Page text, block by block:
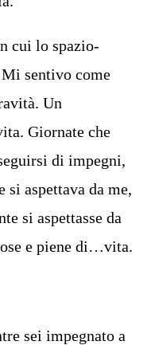
cui lo spazio-
sentivo come
Un
Giornate che
di impegni,
si aspettava da me,
si aspettasse da
e piene di…vita.
sei impegnato a